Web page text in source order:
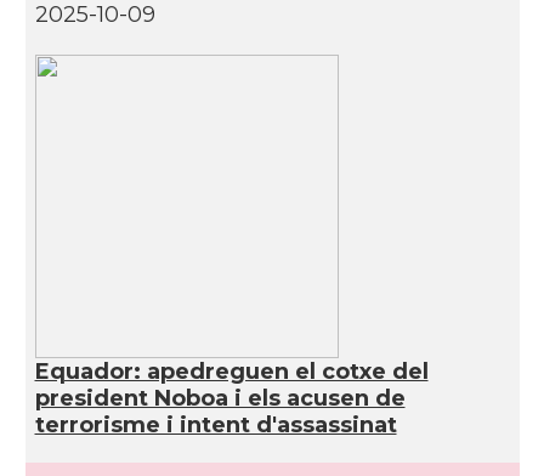
2025-10-09
Equador: apedreguen el cotxe del
president Noboa i els acusen de
terrorisme i intent d'assassinat